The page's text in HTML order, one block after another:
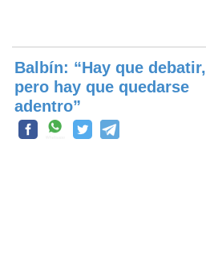
Balbín: “Hay que debatir,
pero hay que quedarse
adentro”